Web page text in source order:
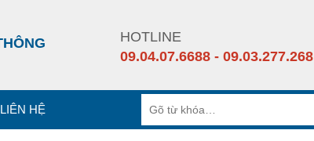
HOTLINE
09.04.07.6688 - 09.03.277.268
LIÊN HỆ